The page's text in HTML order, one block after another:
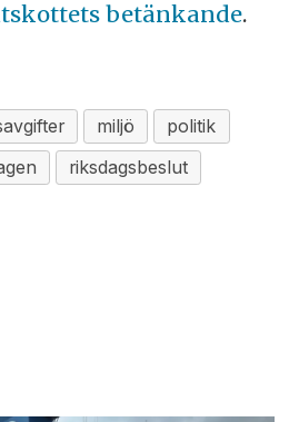
betänkande.
miljö
politik
riksdagsbeslut